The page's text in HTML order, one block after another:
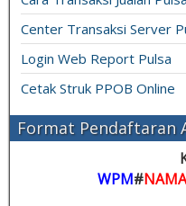
Center Transaksi Server
Login Web Report Pulsa
Cetak Struk PPOB Online
Format Pendaftaran
WPM#